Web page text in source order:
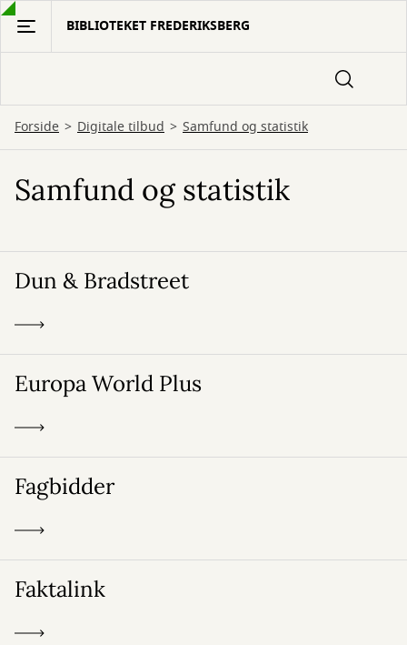
Gå
hovedindhold
BIBLIOTEKET FREDERIKSBERG
Forside Digitale tilbud Samfund og statistik
Samfund og statistik
Dun & Bradstreet
Europa World Plus
Fagbidder
Faktalink